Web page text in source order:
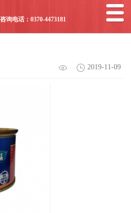
咨询电话：0370-4473181
2019-11-09